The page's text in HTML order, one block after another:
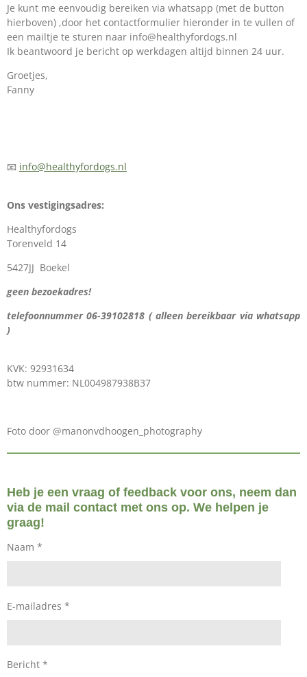
Je kunt me eenvoudig bereiken via whatsapp (met de button
hierboven) ,door het contactformulier hieronder in te vullen of
een mailtje te sturen naar info@healthyfordogs.nl
Ik beantwoord je bericht op werkdagen altijd binnen 24 uur.
Groetjes,
Fanny
📧 info@healthyfordogs.nl
Ons vestigingsadres:
Healthyfordogs
Torenveld 14
5427JJ Boekel
geen bezoekadres!
telefoonnummer 06-39102818 ( alleen bereikbaar via whatsapp
)
KVK: 92931634
btw nummer: NL004987938B37
Foto door @manonvdhoogen_photography
Heb je een vraag of feedback voor ons, neem dan
via de mail contact met ons op. We helpen je
graag!
Naam *
E-mailadres *
Bericht *